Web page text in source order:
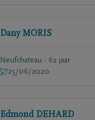
Dany MORIS
Neufchateau - 62 jaar
25/06/2020
Edmond DEHARD